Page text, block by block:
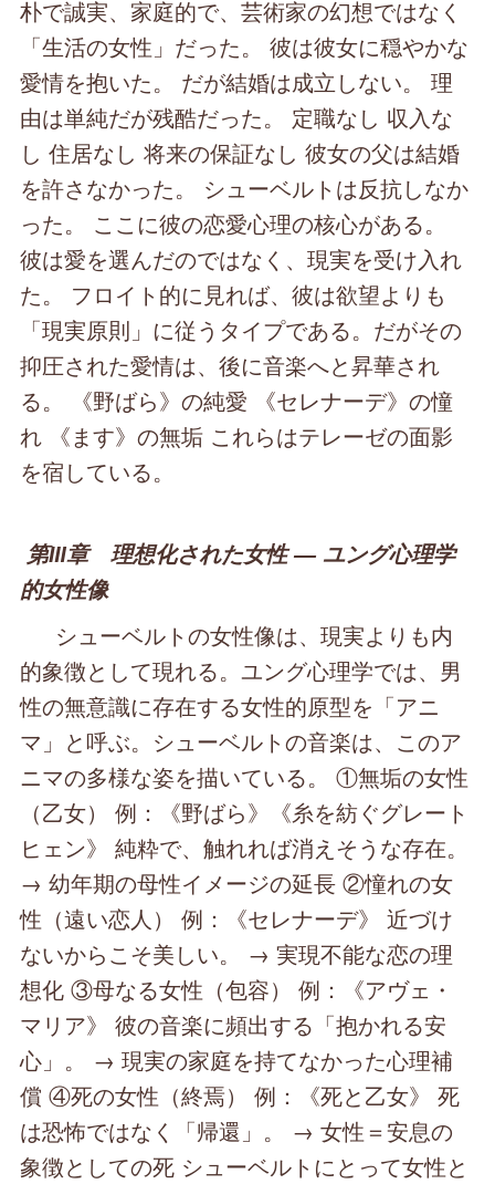
朴で誠実、家庭的で、芸術家の幻想ではなく
「生活の女性」だった。 彼は彼女に穏やかな
愛情を抱いた。 だが結婚は成立しない。 理
由は単純だが残酷だった。 定職なし 収入な
し 住居なし 将来の保証なし 彼女の父は結婚
を許さなかった。 シューベルトは反抗しなか
った。 ここに彼の恋愛心理の核心がある。
彼は愛を選んだのではなく、現実を受け入れ
た。 フロイト的に見れば、彼は欲望よりも
「現実原則」に従うタイプである。だがその
抑圧された愛情は、後に音楽へと昇華され
る。 《野ばら》の純愛 《セレナーデ》の憧
れ 《ます》の無垢 これらはテレーゼの面影
を宿している。
第Ⅲ章 理想化された女性 ― ユング心理学
的女性像
シューベルトの女性像は、現実よりも内
的象徴として現れる。ユング心理学では、男
性の無意識に存在する女性的原型を「アニ
マ」と呼ぶ。シューベルトの音楽は、このア
ニマの多様な姿を描いている。 ①無垢の女性
（乙女） 例：《野ばら》《糸を紡ぐグレート
ヒェン》 純粋で、触れれば消えそうな存在。
→ 幼年期の母性イメージの延長 ②憧れの女
性（遠い恋人） 例：《セレナーデ》 近づけ
ないからこそ美しい。 → 実現不能な恋の理
想化 ③母なる女性（包容） 例：《アヴェ・
マリア》 彼の音楽に頻出する「抱かれる安
心」。 → 現実の家庭を持てなかった心理補
償 ④死の女性（終焉） 例：《死と乙女》 死
は恐怖ではなく「帰還」。 → 女性＝安息の
象徴としての死 シューベルトにとって女性と